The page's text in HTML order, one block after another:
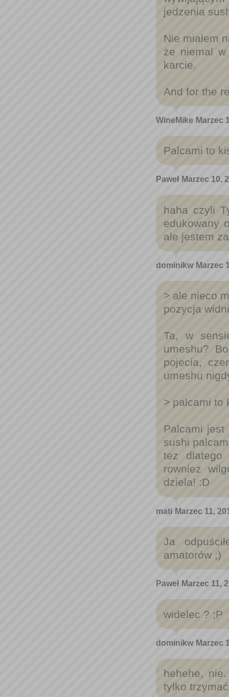
jedzenia
Nie miałem
że niemal
karcie.
And for the
WineMike Marzec
Palcami to
Paweł Marzec 10,
haha czyli
edukowany
ale jestem
dominikw Marzec
> ale nieco
pozycja
Ta, w
umeshu?
pojecia,
umeshu
> palcami to
Palcami jest
sushi
tez
rowniez
dziela! :D
mati Marzec 11,
Ja
amatorów ;)
Paweł Marzec 11,
widelec ? ;P
dominikw Marzec
hehehe,
tylko